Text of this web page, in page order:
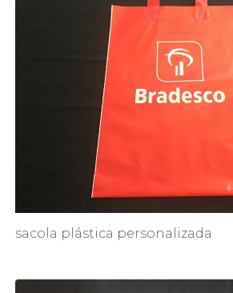
sacola plástica personalizada